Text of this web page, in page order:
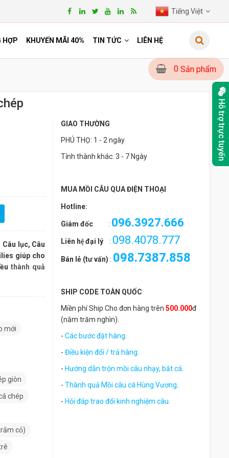
0 Sản phẩm
Tiếng Việt
HỢP KHUYẾN MÃI 40% TIN TỨC LIÊN HỆ
lục, Câu
giúp cho
thành quả
mới
giòn
chép
cỏ)
GIAO THƯỜNG
PHÚ THỌ: 1 - 2 ngày
Tỉnh thành khác: 3 - 7 Ngày
MUA MỒI CÂU QUA ĐIỆN THOẠI
Hotline:
Giám đốc : 096.3927.666
Liên hệ đại lý : 098.4078.777
Bán lẻ (tư vấn) : 098.7387.858
SHIP CODE TOÀN QUỐC
Miền phí Ship Cho đơn hàng trên500.000đ
(năm trăm nghìn).
-Các bước đặt hàng
-Điều kiện đổi / trả hàng
- Hướng dẫn trộn mồi câu nhạy, bắt cá
-Thành quả Mồi câu cá Hùng Vương
- Hỏi đáp trao đổi kinh nghiệm câu.
Hỗ trợ trực tuyến